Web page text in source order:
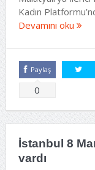
Kadın
Devamını oku
Paylaş
0
İstanbul 8
vardı